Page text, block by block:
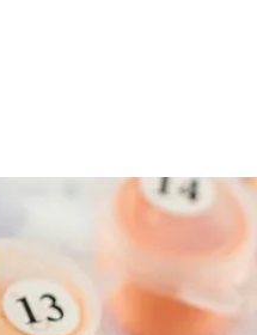
Dernekler ve Birlikler